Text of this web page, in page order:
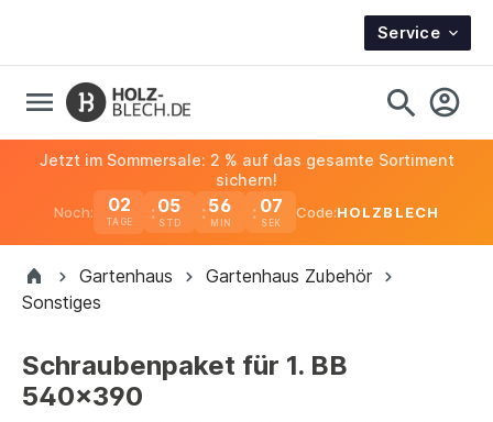
Service
Noch: 02
TAGE
05 56 06
Jetzt im Sommersale: 2 % auf das gesamte Sortiment
sichern!
Code:HOLZBLECH
Gartenhaus
Gartenhaus Zubehör
Sonstiges
Schraubenpaket für 1. BB
540x390